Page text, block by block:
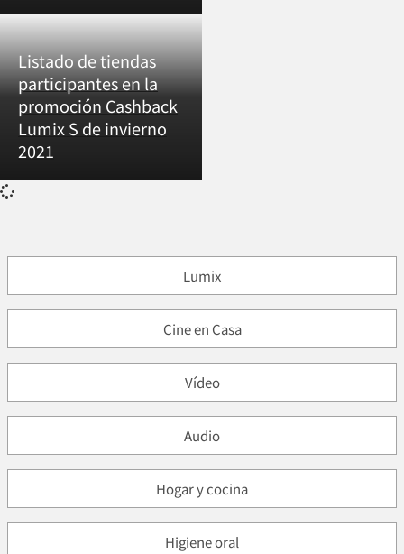
Listado de tiendas
participantes en la
promoción Cashback
Lumix S de invierno
2021
Lumix
Cine en Casa
Vídeo
Audio
Hogar y cocina
Higiene oral